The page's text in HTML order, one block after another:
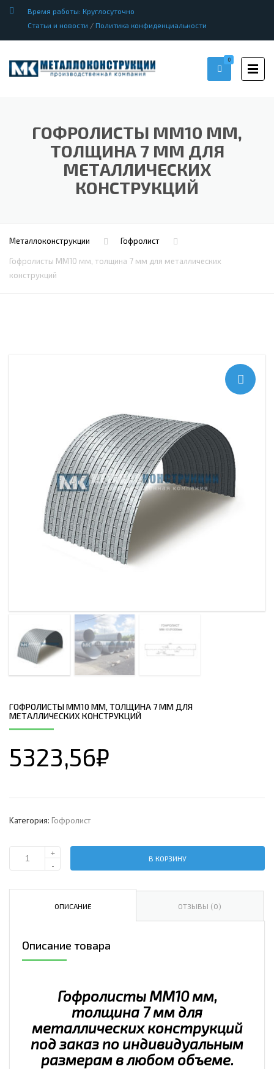
Время работы: Круглосуточно
Статьи и новости / Политика конфиденциальности
0
ГОФРОЛИСТЫ ММ10 ММ,
ТОЛЩИНА 7 ММ ДЛЯ
МЕТАЛЛИЧЕСКИХ
КОНСТРУКЦИЙ
Металлоконструкции Гофролист
Гофролисты ММ10 мм, толщина 7 мм для металлических
конструкций
ГОФРОЛИСТЫ ММ10 ММ, ТОЛЩИНА 7 ММ ДЛЯ
МЕТАЛЛИЧЕСКИХ КОНСТРУКЦИЙ
5323,56₽
Категория: Гофролист
Количество
ММ10
для
+
-
В КОРЗИНУ
ОПИСАНИЕ ОТЗЫВЫ (0)
Описание товара
Гофролисты ММ10 мм,
толщина 7 мм для
металлических конструкций
под заказ по индивидуальным
размерам в любом объеме.